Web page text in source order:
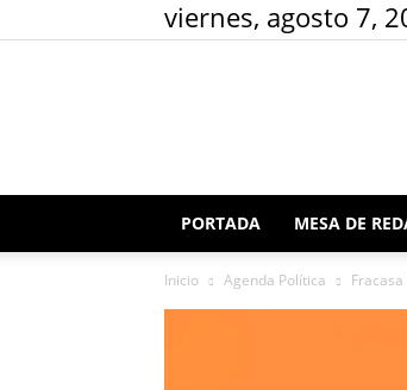
viernes, agosto 7,
PORTADA MESA DE
Inicio Agenda Política